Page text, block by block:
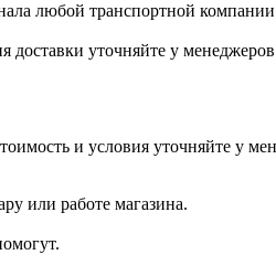
любой транспортной
доставки уточняйте у
и условия уточняйте у
или работе магазина.